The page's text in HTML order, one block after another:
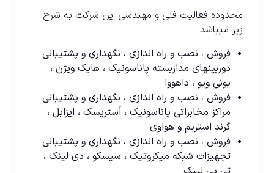
محدوده فعالیت فنی و مهندسی این شرکت به شرح
زیر میباشد :
فروش ، نصب و راه اندازی ، نگهداری و پشتیبانی
دوربینهای مداربسته پاناسونیک ، هایک ویژن ،
یونی ویو ، داهووا
فروش ، نصب و راه اندازی ، نگهداری و پشتیبانی
مراکز مخابراتی پاناسونیک ، اَستریسک ، ایزابل ،
گرند استریم و هواوی
فروش ، نصب و راه اندازی ، نگهداری و پشتیبانی
تجهیزات شبکه میکروتیک ، سیسکو ، دی لینک ،